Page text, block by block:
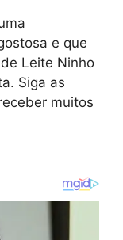
e que
Leite Ninho
Siga as
muitos